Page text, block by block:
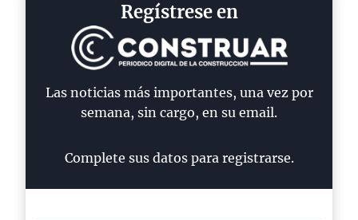
Regístrese en
Las noticias más importantes, una vez por
semana, sin cargo, en su email.
Complete sus datos para registrarse.